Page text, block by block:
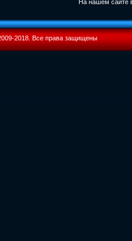
На нашем сайте
2018. Все права защищены